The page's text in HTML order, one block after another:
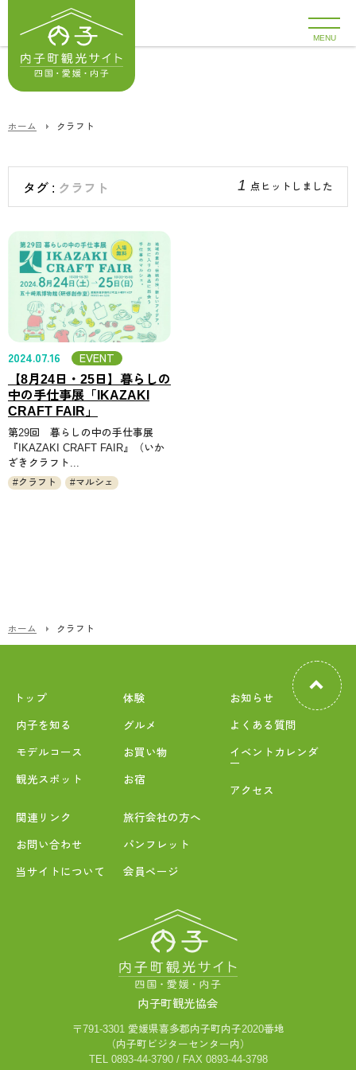
MENU
ホーム クラフト
タグ : クラフト 1 点ヒットしました
2024.07.16 EVENT
【8月24日・25日】暮らしの
中の手仕事展「IKAZAKI
CRAFT FAIR」
第29回 暮らしの中の手仕事展
『IKAZAKI CRAFT FAIR』（いか
ざきクラフト...
クラフト マルシェ
ホーム クラフト
トップ
内子を知る
モデルコース
観光スポット
体験
グルメ
お買い物
お宿
お知らせ
よくある質問
イベントカレンダ
ー
アクセス
関連リンク
お問い合わせ
当サイトについて
旅行会社の方へ
パンフレット
会員ページ
内子町観光協会
〒791-3301 愛媛県喜多郡内子町内子2020番地
（内子町ビジターセンター内）
TEL 0893-44-3790 / FAX 0893-44-3798